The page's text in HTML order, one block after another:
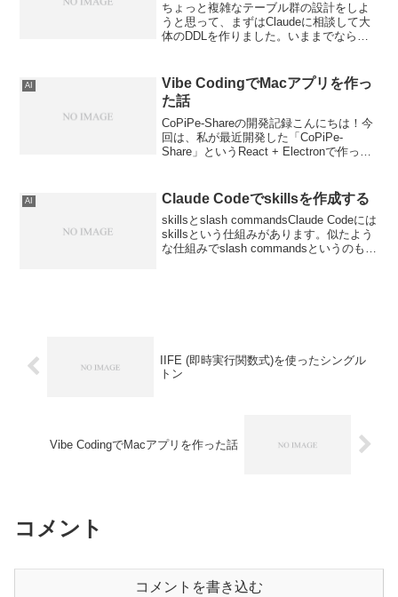
ちょっと複雑なテーブル群の設計をしよ
うと思って、まずはClaudeに相談して大
体のDDLを作りました。いままでならそ
エリを書いてみて試行錯誤するところで
すが、今回はそ...
AI
Vibe CodingでMacアプリを作っ
た話
CoPiPe-Shareの開発記録こんにちは！今
回は、私が最近開発した「CoPiPe-
Share」というReact + Electronで作った
共有したいと思います。特...
AI Claude Codeでskillsを作成する
skillsとslash commandsClaude Codeには
skillsという仕組みがあります。似たよう
な仕組みでslash commandsというのもあ
IIFE (即時実行関数式)を使ったシングル
トン
Vibe CodingでMacアプリを作った話
コメント
コメントを書き込む